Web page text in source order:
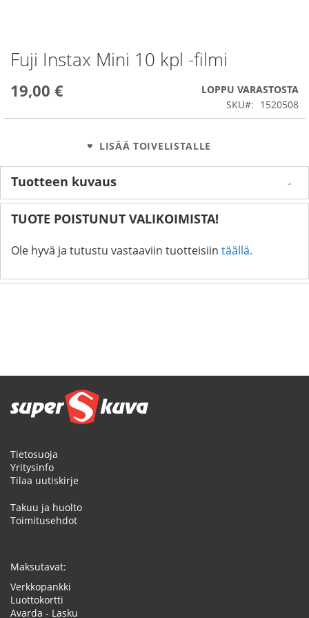
Fuji Instax Mini 10 kpl -filmi
19,00 €
LOPPU VARASTOSTA
SKU
1520508
LISÄÄ TOIVELISTALLE
Skip
to
beginning
the
Tuotteen kuvaus
TUOTE POISTUNUT VALIKOIMISTA!
Ole hyvä ja tutustu vastaaviin tuotteisiin täällä.
Tietosuoja
Yritysinfo
Tilaa uutiskirje
Takuu ja huolto
Toimitusehdot
Maksutavat:
Verkkopankki
Luottokortti
Avarda - Lasku